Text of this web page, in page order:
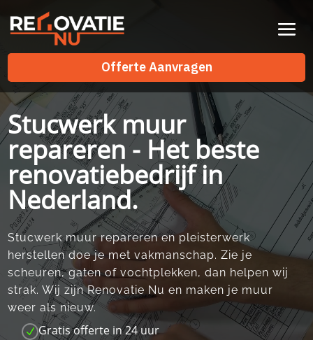
Offerte Aanvragen
Offerte Aanvragen
Stucwerk muur
repareren - Het beste
renovatiebedrijf in
Nederland.
Stucwerk muur repareren en pleisterwerk
herstellen doe je met vakmanschap.​ Zie je
scheuren, gaten of vochtplekken, dan helpen wij
strak.​ Wij zijn Renovatie Nu en maken je muur
weer als nieuw.​
N Gratis offerte in 24 uur